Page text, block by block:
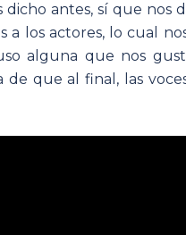
dicho antes, sí que
a los actores, lo cual
alguna que nos
que al final, las